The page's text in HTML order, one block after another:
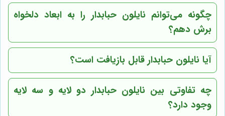
چگونه می‌توانم نایلون حبابدار را به ابعاد دلخواه
برش دهم؟
آیا نایلون حبابدار قابل بازیافت است؟
چه تفاوتی بین نایلون حبابدار دو لایه و سه لایه
وجود دارد؟